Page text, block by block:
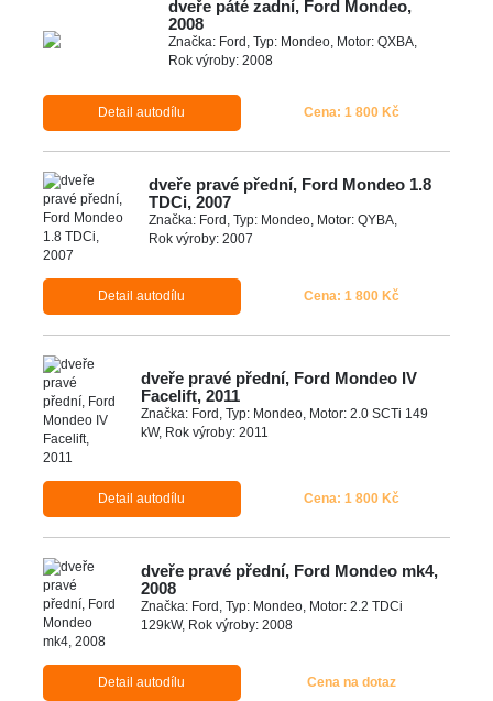
dveře páté zadní, Ford Mondeo,
2008
Značka: Ford, Typ: Mondeo, Motor: QXBA,
Rok výroby: 2008
Detail autodílu Cena: 1 800 Kč
dveře pravé přední, Ford Mondeo 1.8
TDCi, 2007
Značka: Ford, Typ: Mondeo, Motor: QYBA,
Rok výroby: 2007
Detail autodílu Cena: 1 800 Kč
dveře pravé přední, Ford Mondeo IV
Facelift, 2011
Značka: Ford, Typ: Mondeo, Motor: 2.0 SCTi 149
kW, Rok výroby: 2011
Detail autodílu Cena: 1 800 Kč
dveře pravé přední, Ford Mondeo mk4,
2008
Značka: Ford, Typ: Mondeo, Motor: 2.2 TDCi
129kW, Rok výroby: 2008
Detail autodílu Cena na dotaz